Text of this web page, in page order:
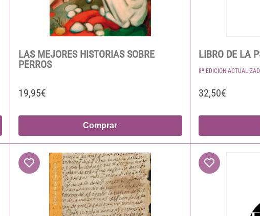
LAS MEJORES HISTORIAS SOBRE
PERROS
19,95€
Comprar
LIBRO DE LA
8ª EDICION
32,50€